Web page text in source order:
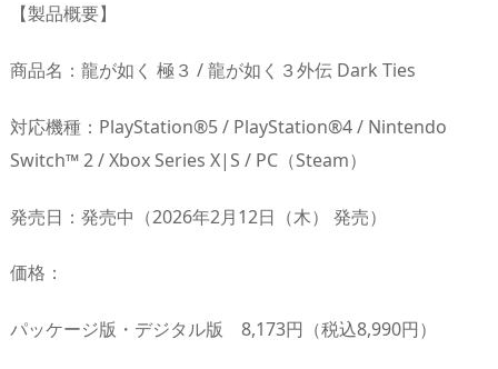
【製品概要】
商品名：龍が如く 極３ / 龍が如く３外伝 Dark Ties
対応機種：PlayStation®5 / PlayStation®4 / Nintendo
Switch™ 2 / Xbox Series X|S / PC（Steam）
発売日：発売中（2026年2月12日（木） 発売）
価格：
パッケージ版・デジタル版 8,173円（税込8,990円）